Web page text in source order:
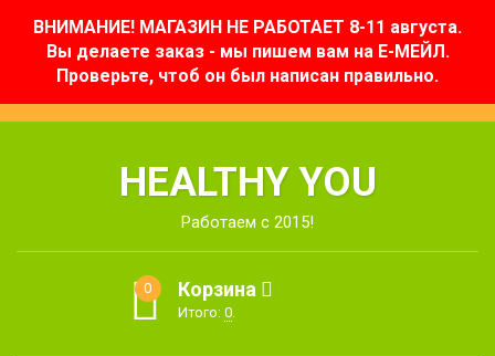
ВНИМАНИЕ! МАГАЗИН НЕ РАБОТАЕТ 8-11 августа.
Вы делаете заказ - мы пишем вам на Е-МЕЙЛ.
Проверьте, чтоб он был написан правильно.
HEALTHY YOU
Работаем с 2015!
0 Корзина
Итого: 0.